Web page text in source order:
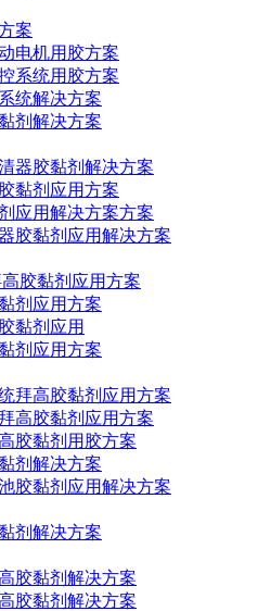
案
电机用胶方案
系统用胶方案
统解决方案
剂解决方案
器胶黏剂解决方案
黏剂应用方案
应用解决方案方案
胶黏剂应用解决方案
胶黏剂应用方案
剂应用方案
黏剂应用
剂应用方案
拜高胶黏剂应用方案
高胶黏剂应用方案
胶黏剂用胶方案
剂解决方案
胶黏剂应用解决方案
剂解决方案
胶黏剂解决方案
胶黏剂解决方案